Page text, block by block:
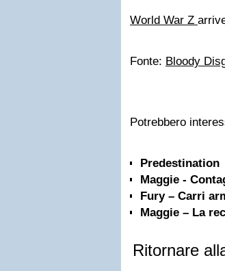
World War Z
Fonte: Bloody
Potrebbero
Predestination
Maggie -
Fury – Carri
Maggie – La
Ritornare